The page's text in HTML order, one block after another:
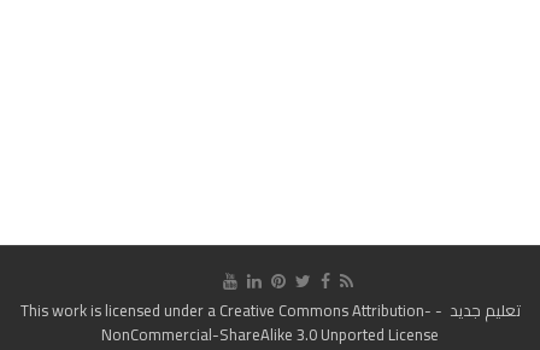
تعليم جديد - This work is licensed under a
Creative Commons Attribution-
NonCommercial-ShareAlike 3.0 Unported License